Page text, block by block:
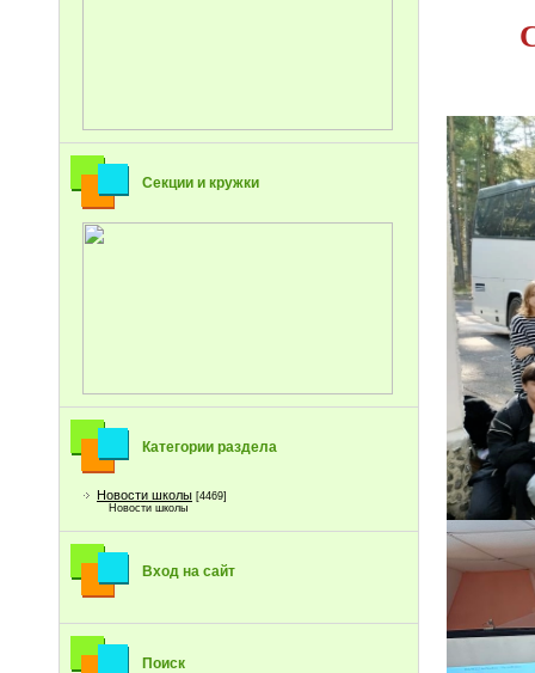
Секции и кружки
Категории раздела
Новости школы [4469]
Новости школы
Вход на сайт
Поиск